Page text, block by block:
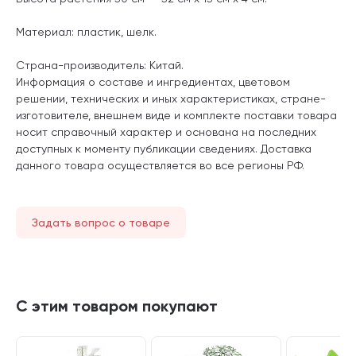
Материал: пластик, шелк.
Страна-производитель: Китай.
Информация о составе и ингредиентах, цветовом
решении, технических и иных характеристиках, стране-
изготовителе, внешнем виде и комплекте поставки товара
носит справочный характер и основана на последних
доступных к моменту публикации сведениях. Доставка
данного товара осуществляется во все регионы РФ.
Задать вопрос о товаре
С этим товаром покупают